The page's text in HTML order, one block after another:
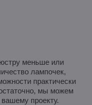
меньше или
лампочек,
практически
мы можем
проекту.